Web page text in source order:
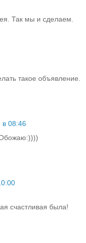
Так мы и сделаем.
такое объявление.
в 08:46
счастливая была!